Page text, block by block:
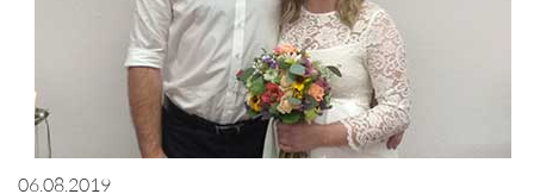
06.08.2019